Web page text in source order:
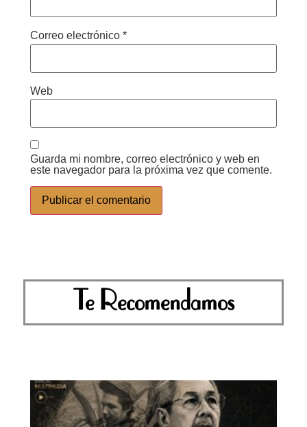
Correo electrónico *
Web
Guarda mi nombre, correo electrónico y web en
este navegador para la próxima vez que comente.
Te Recomendamos